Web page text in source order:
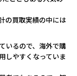
の買取実績の中には
いるので、海外で購
しやすくなっていま